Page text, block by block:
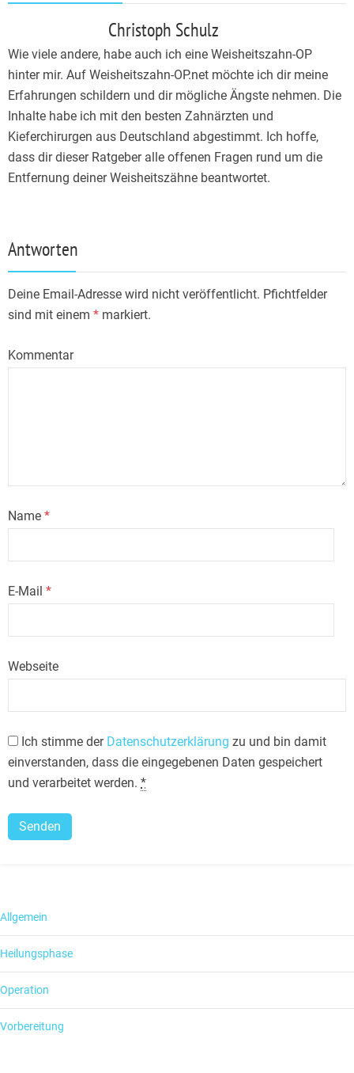
Christoph Schulz
Wie viele andere, habe auch ich eine Weisheitszahn-OP
hinter mir. Auf Weisheitszahn-OP.net möchte ich dir meine
Erfahrungen schildern und dir mögliche Ängste nehmen. Die
Inhalte habe ich mit den besten Zahnärzten und
Kieferchirurgen aus Deutschland abgestimmt. Ich hoffe,
dass dir dieser Ratgeber alle offenen Fragen rund um die
Entfernung deiner Weisheitszähne beantwortet.
Antworten
Deine Email-Adresse wird nicht veröffentlicht. Pfichtfelder
sind mit einem * markiert.
Kommentar
Name *
E-Mail *
Webseite
Ich stimme der Datenschutzerklärung zu und bin damit
einverstanden, dass die eingegebenen Daten gespeichert
und verarbeitet werden. *
Allgemein
Heilungsphase
Operation
Vorbereitung